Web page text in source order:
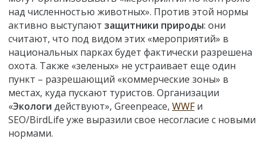
над численностью животных». Против этой нормы
активно выступают защитники природы: они
считают, что под видом этих «мероприятий» в
национальных парках будет фактически разрешена
охота. Также «зеленых» не устраивает еще один
пункт – разрешающий «коммерческие зоны» в
местах, куда пускают туристов. Организации
«Экологи действуют», Greenpeace, WWFи
SEO/BirdLife уже выразили свое несогласие с новыми
нормами.